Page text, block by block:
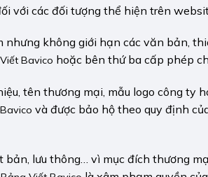
với các đối tượng thể hiện trên
không giới hạn các văn bản,
Bavico hoặc bên thứ ba cấp phép
tên thương mại, mẫu logo công ty
và được bảo hộ theo quy định
lưu thông… vì mục đích thương